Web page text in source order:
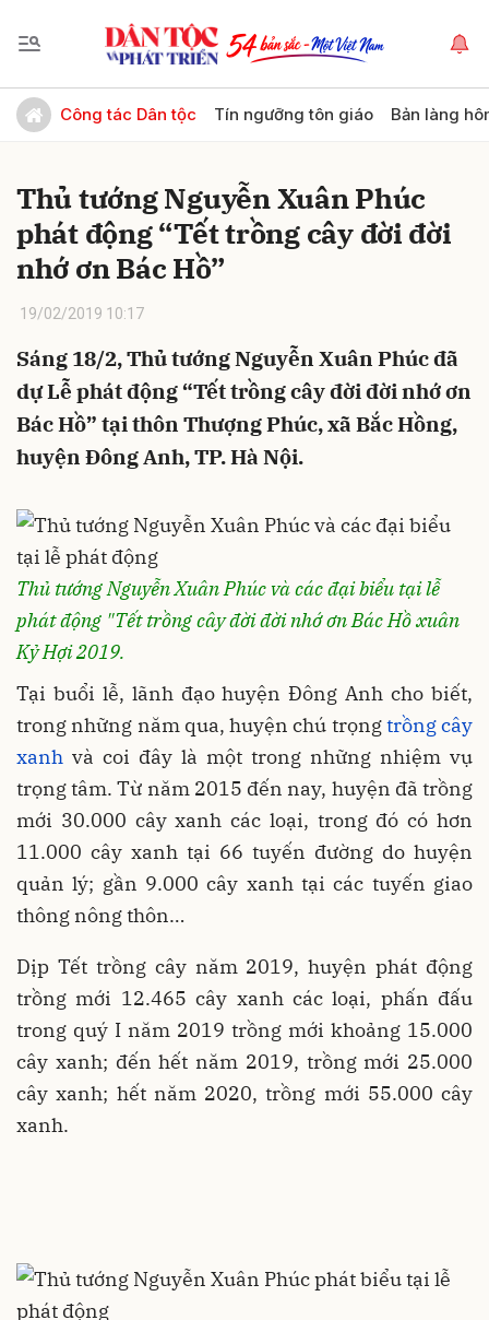
Công tác Dân tộc Tín ngưỡng tôn giáo Bản làng
Thủ tướng Nguyễn Xuân Phúc
phát động “Tết trồng cây đời đời
nhớ ơn Bác Hồ”
19/02/2019 10:17
Sáng 18/2, Thủ tướng Nguyễn Xuân Phúc đã
dự Lễ phát động “Tết trồng cây đời đời nhớ ơn
Bác Hồ” tại thôn Thượng Phúc, xã Bắc Hồng,
huyện Đông Anh, TP. Hà Nội.
Thủ tướng Nguyễn Xuân Phúc và các đại biểu tại lễ
phát động "Tết trồng cây đời đời nhớ ơn Bác Hồ xuân
Kỷ Hợi 2019.
Tại buổi lễ, lãnh đạo huyện Đông Anh cho biết,
trong những năm qua, huyện chú trọngtrồng cây
xanh và coi đây là một trong những nhiệm vụ
trọng tâm. Từ năm 2015 đến nay, huyện đã trồng
mới 30.000 cây xanh các loại, trong đó có hơn
11.000 cây xanh tại 66 tuyến đường do huyện
quản lý; gần 9.000 cây xanh tại các tuyến giao
thông nông thôn…
Dịp Tết trồng cây năm 2019, huyện phát động
trồng mới 12.465 cây xanh các loại, phấn đấu
trong quý I năm 2019 trồng mới khoảng 15.000
cây xanh; đến hết năm 2019, trồng mới 25.000
cây xanh; hết năm 2020, trồng mới 55.000 cây
xanh.
Gửi bình luận